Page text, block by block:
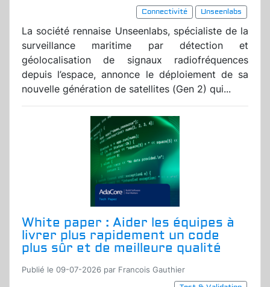
Connectivité
Unseenlabs
La société rennaise Unseenlabs, spécialiste de la
surveillance maritime par détection et
géolocalisation de signaux radiofréquences
depuis l’espace, annonce le déploiement de sa
nouvelle génération de satellites (Gen 2) qui...
White paper : Aider les équipes à
livrer plus rapidement un code
plus sûr et de meilleure qualité
Publié le 09-07-2026 par Francois Gauthier